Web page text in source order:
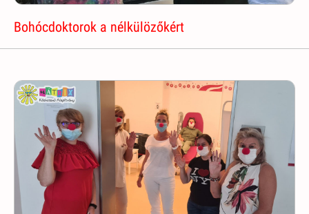
Bohócdoktorok a nélkülözőkért